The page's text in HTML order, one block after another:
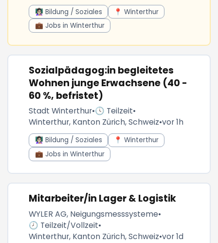
👩🏻‍🏫 Bildung / Soziales
📍 Winterthur
💼 Jobs in Winterthur
Sozialpädagog:in begleitetes
Wohnen junge Erwachsene (40 -
60 %, befristet)
Stadt Winterthur•🕓 Teilzeit•
Winterthur, Kanton Zürich, Schweiz•vor 1h
👩🏻‍🏫 Bildung / Soziales
📍 Winterthur
💼 Jobs in Winterthur
Mitarbeiter/in Lager & Logistik
WYLER AG, Neigungsmesssysteme•
🕗 Teilzeit/Vollzeit•
Winterthur, Kanton Zürich, Schweiz•vor 1d